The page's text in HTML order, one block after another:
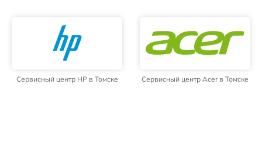
Сервисный центр HP в Томске Сервисный центр Acer в Томске